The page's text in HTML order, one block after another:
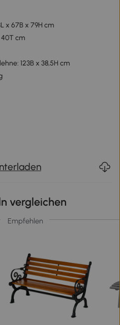
x 67B x 79H cm
cm
123B x 38,5H cm
vergleichen
Empfehlen